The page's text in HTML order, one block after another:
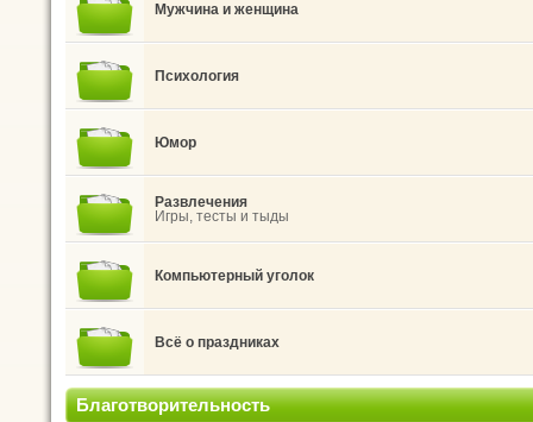
Мужчина и женщина
Психология
Юмор
Развлечения
Игры, тесты и тыды
Компьютерный уголок
Всё о праздниках
Благотворительность